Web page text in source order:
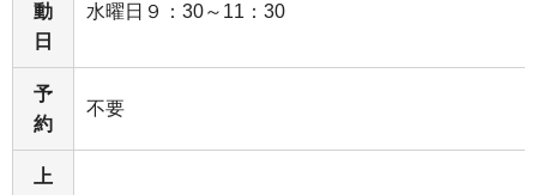
動
日
水曜日９：30～11：30
予
約
不要
上